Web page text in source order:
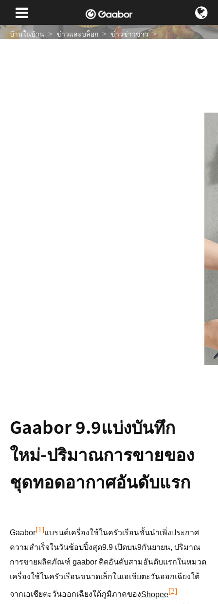
บ้านในบ้าน ข่าวและบล็อก ข่าวข่าวข่าว
Gaabor 9.9แบ่งบันทึก
ใหม่-ปริมาณการขายของ
ชุดทอดอากาศอันดับแรก
Gaabor[1]แบรนด์เครื่องใช้ในครัวเรือนชั้นนำเพิ่งประกาศ
ความสำเร็จในวันช้อปปิ้งสุด9.9 เปิดบน9กันยายน, ปริมาณ
การขายผลิตภัณฑ์ gaabor ติดอันดับสามอันดับแรกในหมวด
เครื่องใช้ในครัวเรือนขนาดเล็กในเอเชียตะวันออกเฉียงใต้
จากเอเชียตะวันออกเฉียงใต้ภูมิภาคของShopee[2]